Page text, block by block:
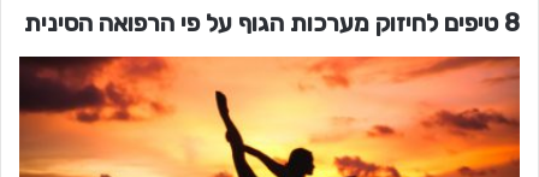
8 טיפים לחיזוק מערכות הגוף על פי הרפואה הסינית